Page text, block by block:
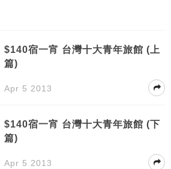
$140宿一宵 台灣十大青年旅館 (上
篇)
Apr 5 2013
$140宿一宵 台灣十大青年旅館 (下
篇)
Apr 5 2013